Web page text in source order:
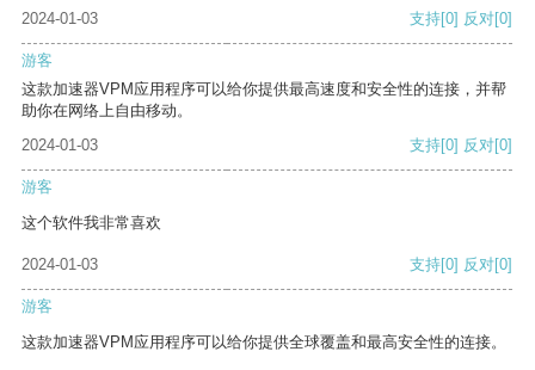
2024-01-03
支持[0] 反对[0]
游客
这款加速器VPM应用程序可以给你提供最高速度和安全性的连接，并帮
助你在网络上自由移动。
2024-01-03
支持[0] 反对[0]
游客
这个软件我非常喜欢
2024-01-03 支持[0] 反对[0]
游客
这款加速器VPM应用程序可以给你提供全球覆盖和最高安全性的连接。